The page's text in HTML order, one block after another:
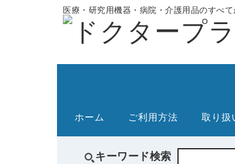
医療・研究用機器・病院・介護用品のすべ
ホーム ご利用方法 取り扱
キーワード検索